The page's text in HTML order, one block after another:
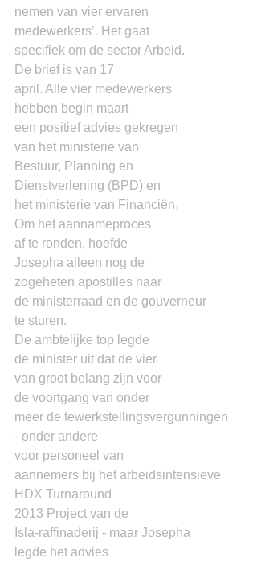
nemen van vier ervaren
medewerkers’. Het gaat
specifiek om de sector Arbeid.
De brief is van 17
april. Alle vier medewerkers
hebben begin maart
een positief advies gekregen
van het ministerie van
Bestuur, Planning en
Dienstverlening (BPD) en
het ministerie van Financiën.
Om het aannameproces
af te ronden, hoefde
Josepha alleen nog de
zogeheten apostilles naar
de ministerraad en de gouverneur
te sturen.
De ambtelijke top legde
de minister uit dat de vier
van groot belang zijn voor
de voortgang van onder
meer de tewerkstellingsvergunningen
- onder andere
voor personeel van
aannemers bij het arbeidsintensieve
HDX Turnaround
2013 Project van de
Isla-raffinaderij - maar Josepha
legde het advies